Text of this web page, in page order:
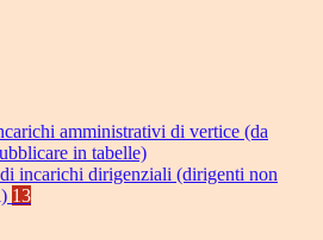
amministrativi di vertice (da
in tabelle)
incarichi dirigenziali (dirigenti non
13